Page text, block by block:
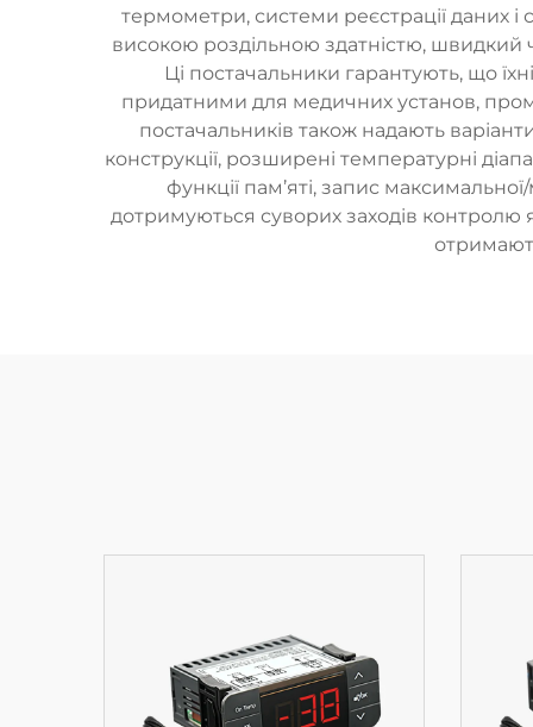
термометри, системи реєстрації даних
високою роздільною здатністю, швидкий
Ці постачальники гарантують, що
придатними для медичних установ,
постачальників також надають
конструкції, розширені температурні
функції пам’яті, запис
дотримуються суворих заходів контролю